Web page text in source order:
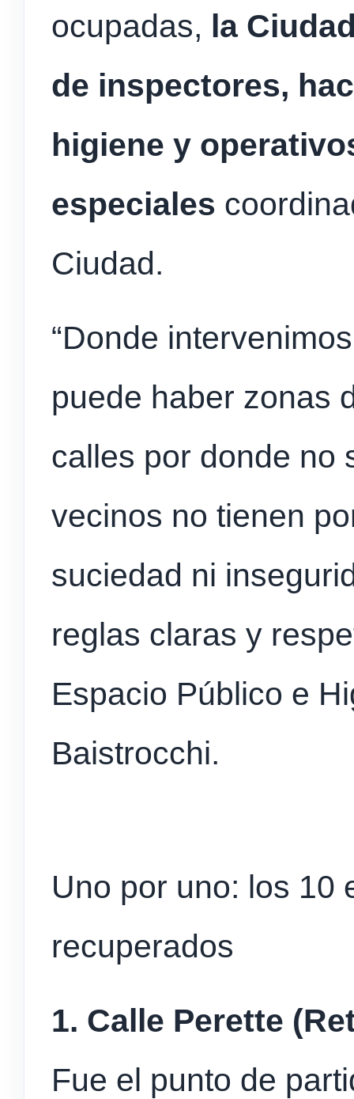
ocupadas, la
de inspectores,
higiene y
especiales
Ciudad.
“Donde
puede haber zonas
calles por donde no
vecinos no tienen
suciedad ni
reglas claras y
Espacio Público e
Baistrocchi.
Uno por uno: los 10
recuperados
1. Calle Perette
Fue el punto de